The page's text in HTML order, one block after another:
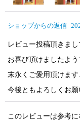
ショップからの返信
レビュー投稿頂きま
お喜び頂けましたよう
末永くご愛用頂けます
今後ともよろしくお願
このレビューは参考